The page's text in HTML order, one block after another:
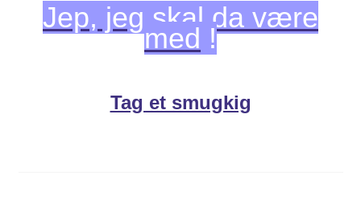
Jep, jeg skal da være
med !
Tag et smugkig